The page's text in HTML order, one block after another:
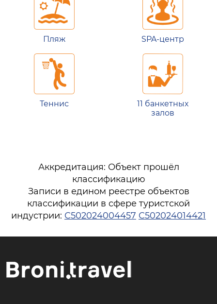
Пляж SPA-центр
Теннис
11 банкетных
залов
Аккредитация: Объект прошёл
классификацию
Записи в едином реестре объектов
классификации в сфере туристской
индустрии: С502024004457 С502024014421